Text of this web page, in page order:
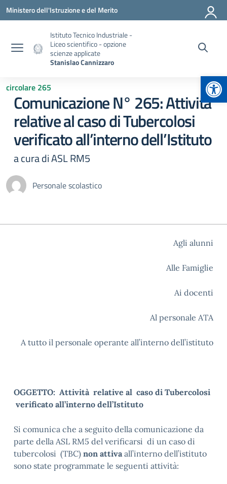
Vai ai contenuti
Vai al menu di navigazione
Vai al footer
Ministero dell'Istruzione e del Merito
Istituto Tecnico Industriale -
Liceo scientifico - opzione
scienze applicate
Stanislao Cannizzaro
circolare 265
Comunicazione N° 265: Attività
relative al caso di Tubercolosi
verificato all’interno dell’Istituto
a cura di ASL RM5
Personale scolastico
Agli alunni
Alle Famiglie
Ai docenti
Al personale ATA
A tutto il personale operante all’interno dell’istituto
OGGETTO: Attività relative al caso di Tubercolosi
verificato all’interno dell’Istituto
Si comunica che a seguito della comunicazione da
parte della ASL RM5 del verificarsi di un caso di
tubercolosi (TBC) non attivaall’interno dell’istituto
sono state programmate le seguenti attività: